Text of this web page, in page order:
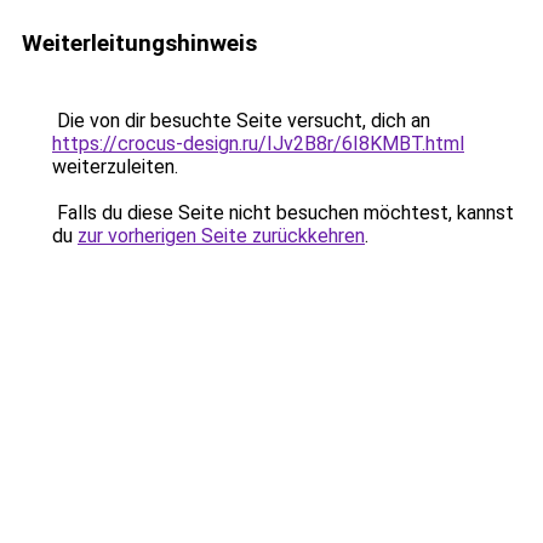
Weiterleitungshinweis
Die von dir besuchte Seite versucht, dich an
https://crocus-design.ru/IJv2B8r/6I8KMBT.html
weiterzuleiten.
Falls du diese Seite nicht besuchen möchtest, kannst
du zur vorherigen Seite zurückkehren.